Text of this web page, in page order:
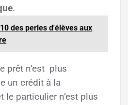
.
des perles d'élèves aux
prêt n’est plus
un crédit à la
le particulier n’est plus